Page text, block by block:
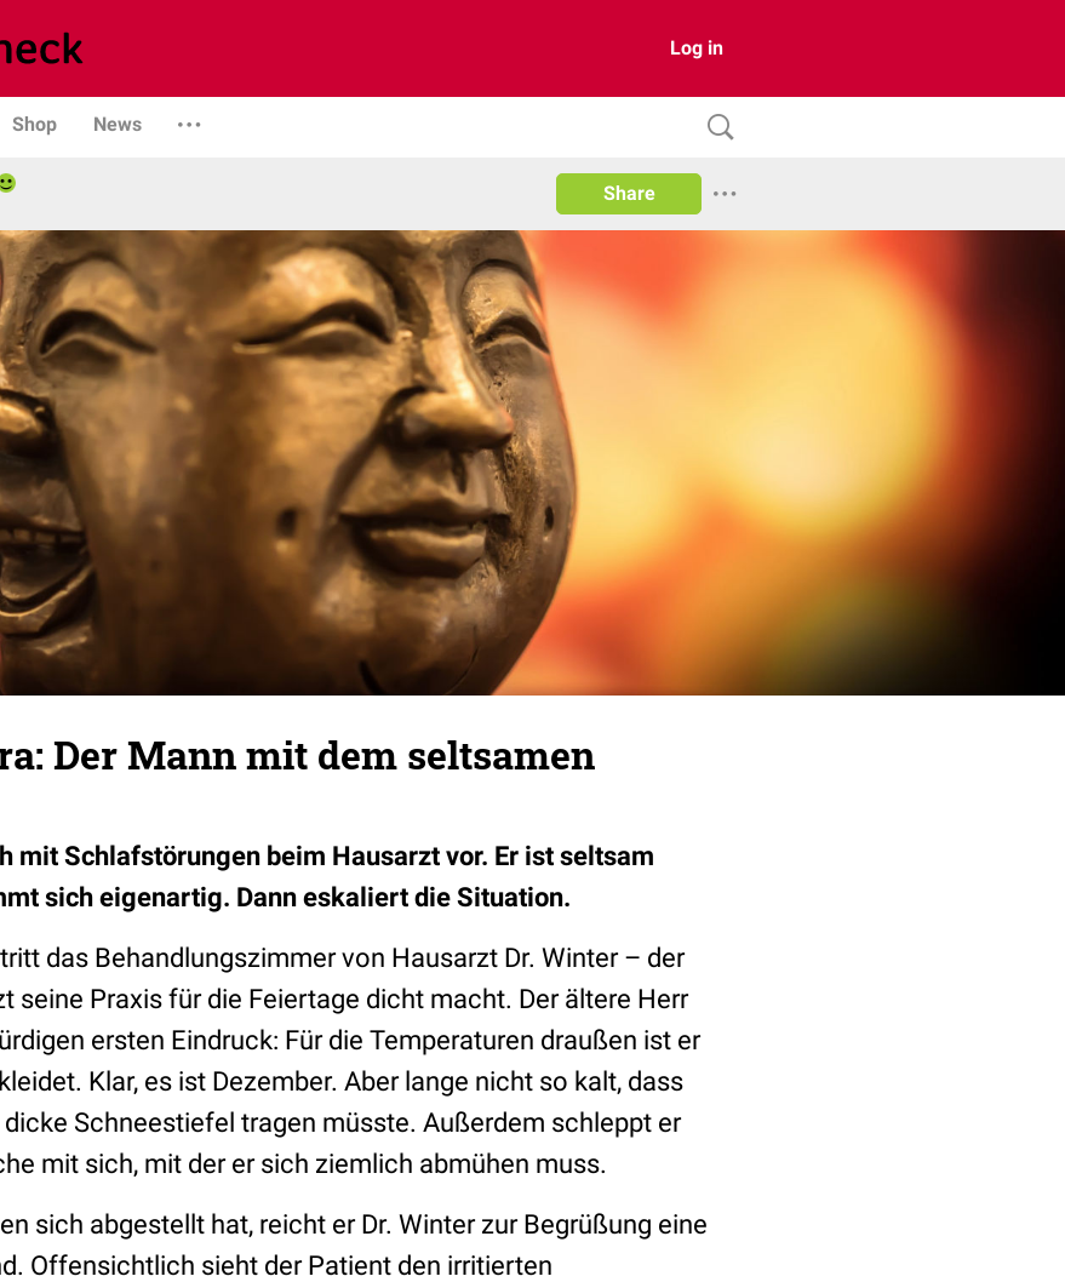
Log in
Shop News
Share
Der Mann mit dem seltsamen
mit Schlafstörungen beim Hausarzt vor. Er ist seltsam
sich eigenartig. Dann eskaliert die Situation.
das Behandlungszimmer von Hausarzt Dr. Winter – der
seine Praxis für die Feiertage dicht macht. Der ältere Herr
ersten Eindruck: Für die Temperaturen draußen ist er
Klar, es ist Dezember. Aber lange nicht so kalt, dass
Schneestiefel tragen müsste. Außerdem schleppt er
mit sich, mit der er sich ziemlich abmühen muss.
sich abgestellt hat, reicht er Dr. Winter zur Begrüßung eine
Offensichtlich sieht der Patient den irritierten